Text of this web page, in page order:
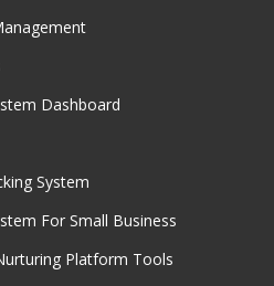
Dashboard
System
For Small Business
Platform Tools